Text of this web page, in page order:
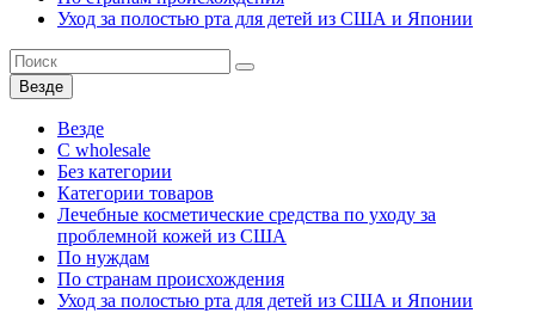
Уход за полостью рта для детей из США и Японии
Везде
Везде
C wholesale
Без категории
Категории товаров
Лечебные косметические средства по уходу за
проблемной кожей из США
По нуждам
По странам происхождения
Уход за полостью рта для детей из США и Японии